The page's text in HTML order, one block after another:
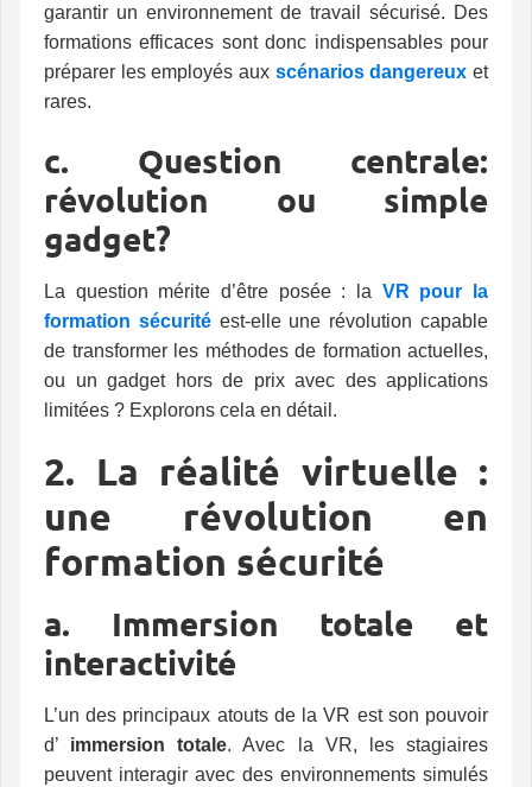
garantir un environnement de travail sécurisé. Des
formations efficaces sont donc indispensables pour
préparer les employés aux scénarios dangereux et
rares.
c. Question centrale:
révolution ou simple
gadget?
La question mérite d’être posée : la VR pour la
formation sécuritéest-elle une révolution capable
de transformer les méthodes de formation actuelles,
ou un gadget hors de prix avec des applications
limitées ? Explorons cela en détail.
2. La réalité virtuelle :
une révolution en
formation sécurité
a. Immersion totale et
interactivité
L’un des principaux atouts de la VR est son pouvoir
d’ immersion totale. Avec la VR, les stagiaires
peuvent interagir avec des environnements simulés